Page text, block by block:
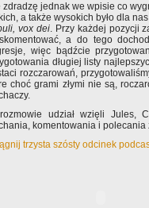
zdradzę jednak we wpisie co
a także wysokich było dla
vox dei. Przy każdej pozycji
a do tego
więc bądźcie
długiej listy
rozczarowań,
choć grami złymi nie są,
udział wzięli Jules,
komentowania i polecania
trzysta szósty odcinek